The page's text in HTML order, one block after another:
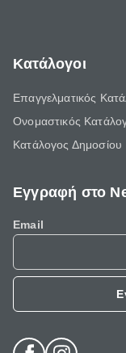
Κατάλογοι
Επαγγελματικός
Ονομαστικός
Κατάλογος Δημοσίου
Εγγραφή στο
Email